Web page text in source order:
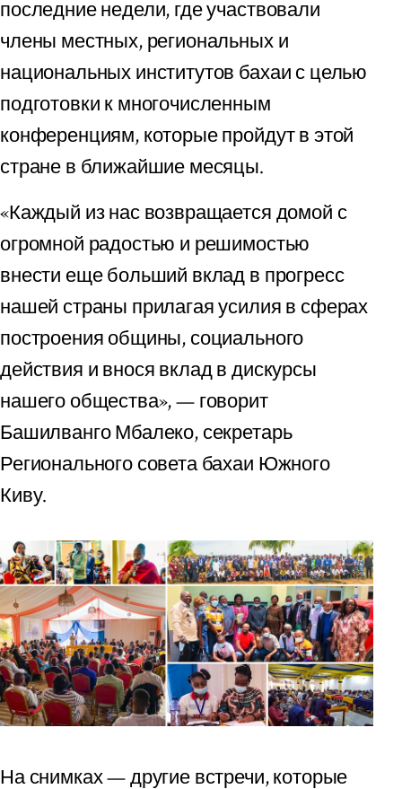
последние недели, где участвовали
члены местных, региональных и
национальных институтов бахаи с целью
подготовки к многочисленным
конференциям, которые пройдут в этой
стране в ближайшие месяцы.
«Каждый из нас возвращается домой с
огромной радостью и решимостью
внести еще больший вклад в прогресс
нашей страны прилагая усилия в сферах
построения общины, социального
действия и внося вклад в дискурсы
нашего общества», — говорит
Башилванго Мбалеко, секретарь
Регионального совета бахаи Южного
Киву.
На снимках — другие встречи, которые